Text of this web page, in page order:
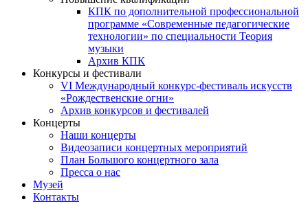
КПК по дополнительной профессиональной
программе «Современные педагогические
технологии» по специальности Теория
музыки
Архив КПК
Конкурсы и фестивали
VI Международный конкурс-фестиваль искусств
«Рождественские огни»
Архив конкурсов и фестивалей
Концерты
Наши концерты
Видеозаписи концертных мероприятий
План Большого концертного зала
Пресса о нас
Музей
Контакты